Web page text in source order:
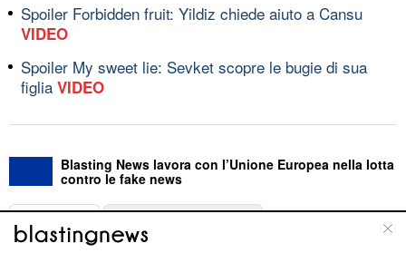
Spoiler Forbidden fruit: Yildiz chiede aiuto a Cansu
VIDEO
Spoiler My sweet lie: Sevket scopre le bugie di sua
figlia VIDEO
Blasting News lavora con l’Unione Europea nella lotta
contro le fake news
ABOUT